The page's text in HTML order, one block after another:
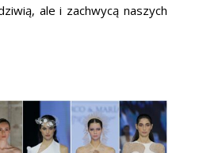
ale i zachwycą naszych